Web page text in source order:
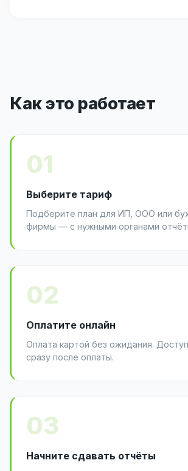
Как это работает
01
Выберите тариф
Подберите план для ИП, ООО или
фирмы — с нужными органами
02
Оплатите онлайн
Оплата картой без ожидания.
сразу после оплаты.
03
Начните сдавать отчёты